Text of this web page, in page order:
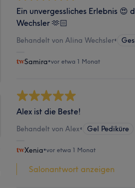
Ein unvergessliches Erlebnis
Wechsler 🫶🏻
Behandelt von Alina Wechsler•
Samira•vor etwa 1 Monat
Alex ist die Beste!
Behandelt von Alex• Gel Pediküre
Xenia•vor etwa 1 Monat
Salonantwort anzeigen